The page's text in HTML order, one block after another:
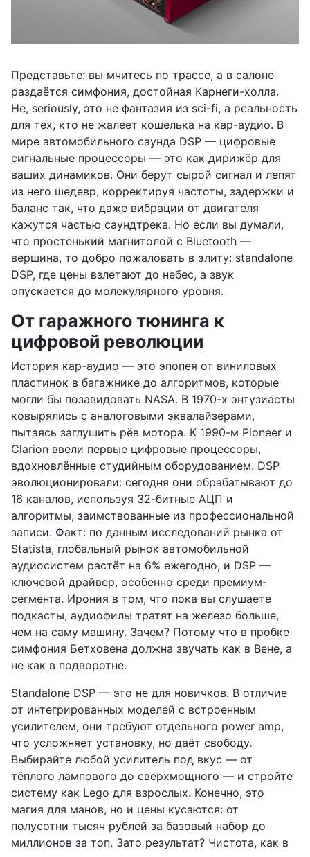
Представьте: вы мчитесь по трассе, а в салоне
раздаётся симфония, достойная Карнеги-холла.
Не, seriously, это не фантазия из sci-fi, а реальность
для тех, кто не жалеет кошелька на кар-аудио. В
мире автомобильного саунда DSP — цифровые
сигнальные процессоры — это как дирижёр для
ваших динамиков. Они берут сырой сигнал и лепят
из него шедевр, корректируя частоты, задержки и
баланс так, что даже вибрации от двигателя
кажутся частью саундтрека. Но если вы думали,
что простенький магнитолой с Bluetooth —
вершина, то добро пожаловать в элиту: standalone
DSP, где цены взлетают до небес, а звук
опускается до молекулярного уровня.
От гаражного тюнинга к
цифровой революции
История кар-аудио — это эпопея от виниловых
пластинок в багажнике до алгоритмов, которые
могли бы позавидовать NASA. В 1970-х энтузиасты
ковырялись с аналоговыми эквалайзерами,
пытаясь заглушить рёв мотора. К 1990-м Pioneer и
Clarion ввели первые цифровые процессоры,
вдохновлённые студийным оборудованием. DSP
эволюционировали: сегодня они обрабатывают до
16 каналов, используя 32-битные АЦП и
алгоритмы, заимствованные из профессиональной
записи. Факт: по данным исследований рынка от
Statista, глобальный рынок автомобильной
аудиосистем растёт на 6% ежегодно, и DSP —
ключевой драйвер, особенно среди премиум-
сегмента. Ирония в том, что пока вы слушаете
подкасты, аудиофилы тратят на железо больше,
чем на саму машину. Зачем? Потому что в пробке
симфония Бетховена должна звучать как в Вене, а
не как в подворотне.
Standalone DSP — это не для новичков. В отличие
от интегрированных моделей с встроенным
усилителем, они требуют отдельного power amp,
что усложняет установку, но даёт свободу.
Выбирайте любой усилитель под вкус — от
тёплого лампового до сверхмощного — и стройте
систему как Lego для взрослых. Конечно, это
магия для манов, но и цены кусаются: от
полусотни тысяч рублей за базовый набор до
миллионов за топ. Зато результат? Чистота, как в